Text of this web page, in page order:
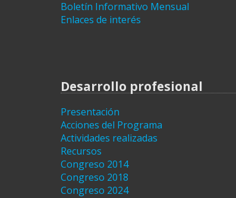
Boletín Informativo Mensual
Enlaces de interés
Desarrollo profesional
Presentación
Acciones del Programa
Actividades realizadas
Recursos
Congreso 2014
Congreso 2018
Congreso 2024